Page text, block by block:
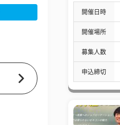
開催日時
開催場所
募集人数
申込締切